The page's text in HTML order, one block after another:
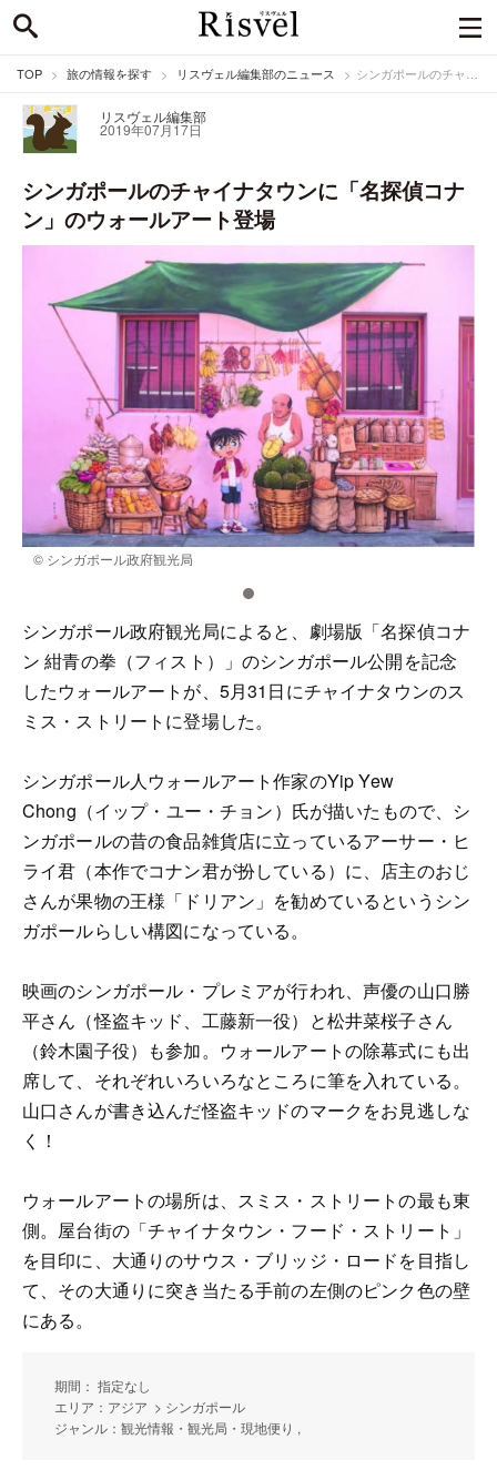
TOP 旅の情報を探す リスヴェル編集部のニュース シンガポールのチャイナタウンに「名探偵コナン」のウォールアート登場
リスヴェル編集部
2019年07月17日
シンガポールのチャイナタウンに「名探偵コナ
ン」のウォールアート登場
© シンガポール政府観光局
シンガポール政府観光局によると、劇場版「名探偵コナ
ン 紺青の拳（フィスト）」のシンガポール公開を記念
したウォールアートが、5月31日にチャイナタウンのス
ミス・ストリートに登場した。
シンガポール人ウォールアート作家のYip Yew
Chong（イップ・ユー・チョン）氏が描いたもので、シ
ンガポールの昔の食品雑貨店に立っているアーサー・ヒ
ライ君（本作でコナン君が扮している）に、店主のおじ
さんが果物の王様「ドリアン」を勧めているというシン
ガポールらしい構図になっている。
映画のシンガポール・プレミアが行われ、声優の山口勝
平さん（怪盗キッド、工藤新一役）と松井菜桜子さん
（鈴木園子役）も参加。ウォールアートの除幕式にも出
席して、それぞれいろいろなところに筆を入れている。
山口さんが書き込んだ怪盗キッドのマークをお見逃しな
く！
ウォールアートの場所は、スミス・ストリートの最も東
側。屋台街の「チャイナタウン・フード・ストリート」
を目印に、大通りのサウス・ブリッジ・ロードを目指し
て、その大通りに突き当たる手前の左側のピンク色の壁
にある。
期間： 指定なし
エリア：アジア > シンガポール
ジャンル：観光情報・観光局・現地便り ,